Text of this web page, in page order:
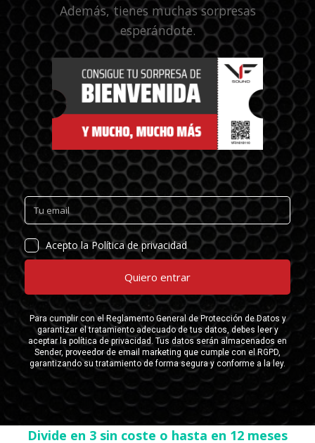
Además, tienes muchas sorpresas
esperándote.
Divide en 3 sin coste o hasta en 12 meses